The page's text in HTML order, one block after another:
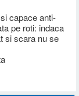
capace anti-
pe roti: indaca
si scara nu se